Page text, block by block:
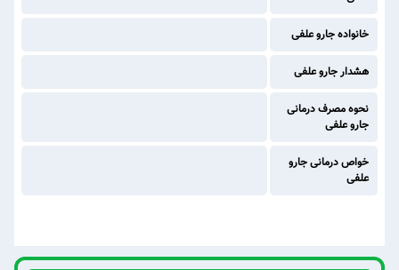
خانواده جارو علفی
هشدار جارو علفی
نحوه مصرف درمانی
جارو علفی
خواص درمانی جارو
علفی